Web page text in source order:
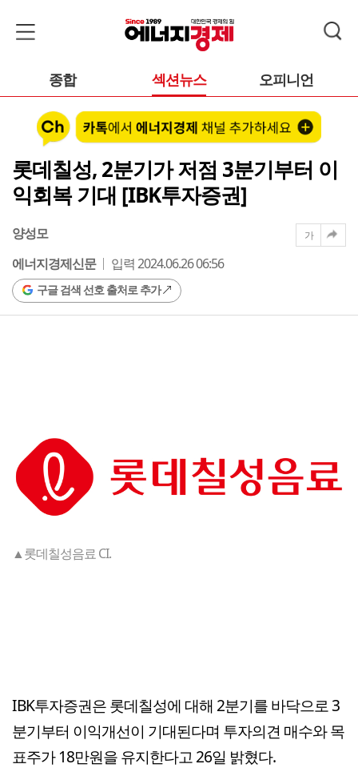
종합 섹션뉴스 오피니언
롯데칠성, 2분기가 저점 3분기부터 이
익회복 기대 [IBK투자증권]
양성모
에너지경제신문
입력 2024.06.26 06:56
구글 검색 선호 출처로 추가
가
▲롯데칠성음료 CI.
IBK투자증권은 롯데칠성에 대해 2분기를 바닥으로 3
분기부터 이익개선이 기대된다며 투자의견 매수와 목
표주가 18만원을 유지한다고 26일 밝혔다.